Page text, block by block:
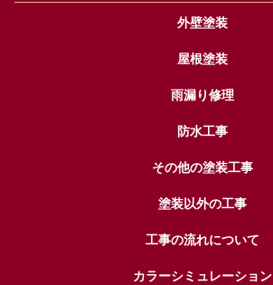
外壁塗装
屋根塗装
雨漏り修理
防水工事
その他の塗装工事
塗装以外の工事
工事の流れについて
カラーシミュレーション